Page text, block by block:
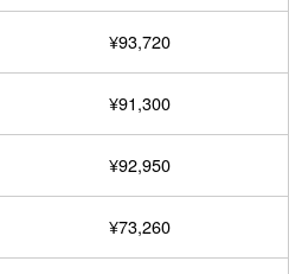
¥93,720
¥91,300
¥92,950
¥73,260